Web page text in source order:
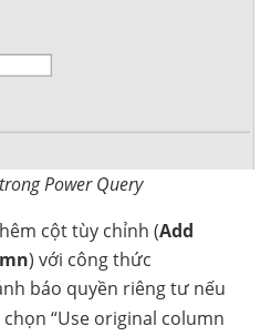
Power Query
cột tùy chỉnh (Add
) với công thức
báo quyền riêng tư nếu
“Use original column